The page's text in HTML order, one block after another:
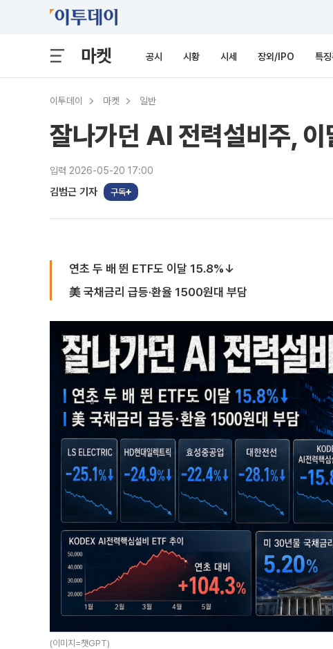
마켓 공시 시황 시세 장외/IPO 특
이투데이 마켓 일반
잘나가던 AI 전력설비주,
입력 2026-05-20 17:00
김범근 기자 구독
연초 두 배 뛴 ETF도 이달 15.8%↓
美 국채금리 급등·환율 1500원대 부담
(이미지=챗GPT)